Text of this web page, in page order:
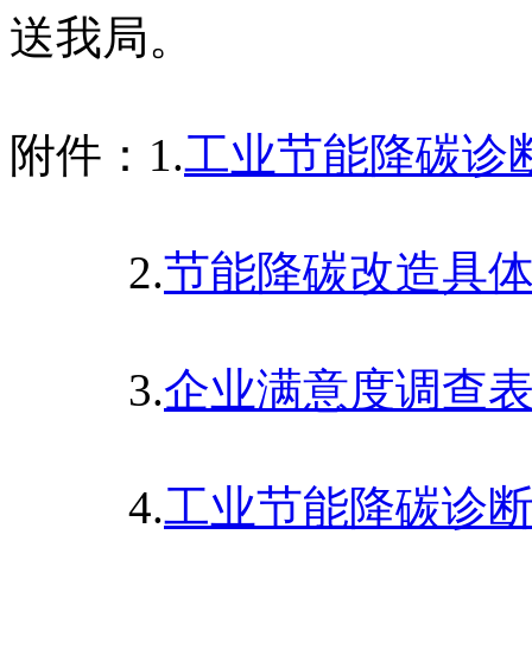
送我局。
附件：1.工业节能降碳诊
2.节能降碳改造具
3.企业满意度调查
4.工业节能降碳诊